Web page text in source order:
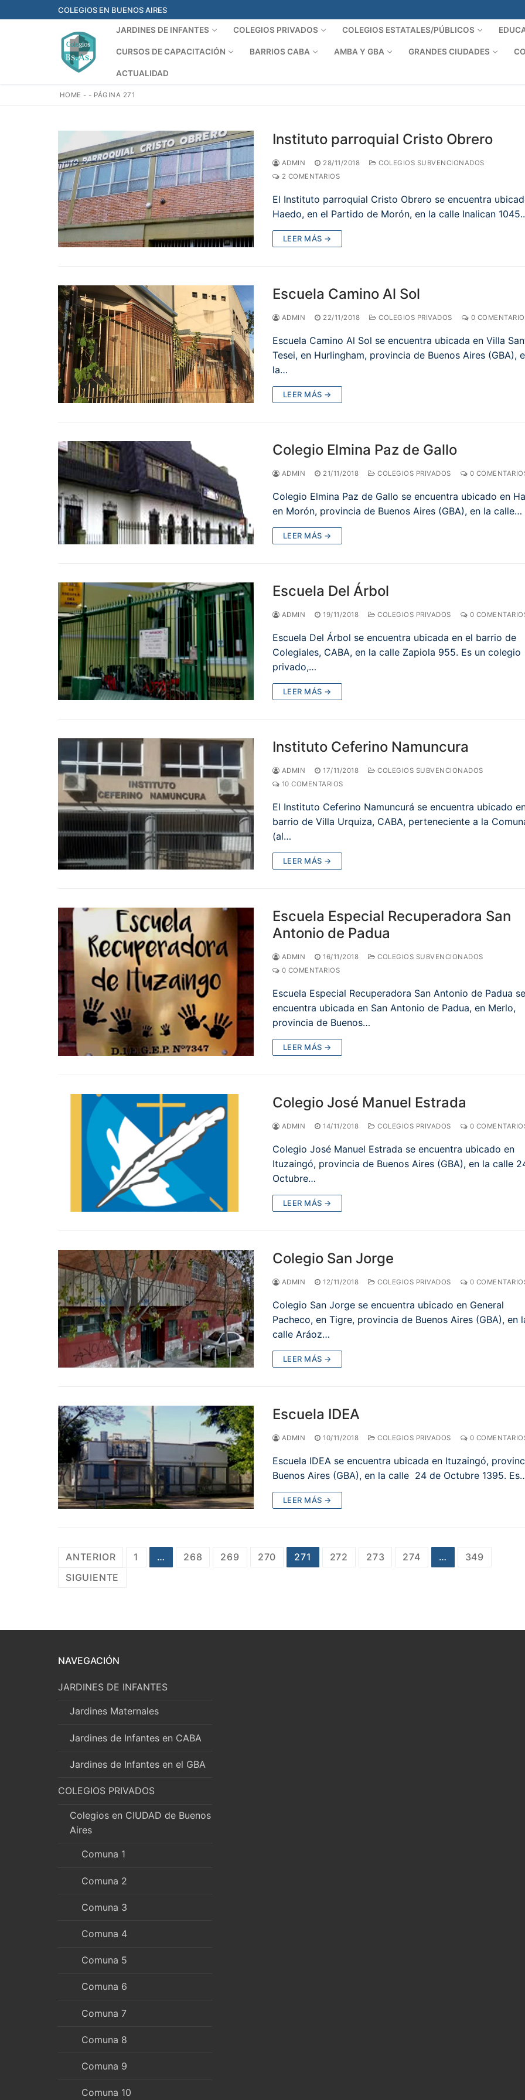
al
COLEGIOS EN BUENOS AIRES
JARDINES DE INFANTES COLEGIOS PRIVADOS COLEGIOS ESTATALES/PÚBLICOS
CURSOS DE CAPACITACIÓN BARRIOS CABA AMBA Y GBA GRANDES CIUDADES
ACTUALIDAD
HOME -- PÁGINA 271
Instituto parroquial Cristo Obrero
ADMIN 28/11/2018
COLEGIOS SUBVENCIONADOS
2 COMENTARIOS
El Instituto parroquial Cristo Obrero se encuentra
Haedo, en el Partido de Morón, en la calle Inalican
LEER MÁS →
Escuela Camino Al Sol
ADMIN 22/11/2018 COLEGIOS PRIVADOS 0
Escuela Camino Al Sol se encuentra ubicada en Villa
Tesei, en Hurlingham, provincia de Buenos Aires (GBA),
la…
LEER MÁS →
Colegio Elmina Paz de Gallo
ADMIN 21/11/2018 COLEGIOS PRIVADOS 0
Colegio Elmina Paz de Gallo se encuentra ubicado en
en Morón, provincia de Buenos Aires (GBA), en la calle…
LEER MÁS →
Escuela Del Árbol
ADMIN 19/11/2018 COLEGIOS PRIVADOS 0
Escuela Del Árbol se encuentra ubicada en el barrio de
Colegiales, CABA, en la calle Zapiola 955. Es un colegio
privado,…
LEER MÁS →
Instituto Ceferino Namuncura
ADMIN 17/11/2018
COLEGIOS SUBVENCIONADOS
10 COMENTARIOS
El Instituto Ceferino Namuncurá se encuentra ubicado
barrio de Villa Urquiza, CABA, perteneciente a la
(al…
LEER MÁS →
Escuela Especial Recuperadora San
Antonio de Padua
ADMIN 16/11/2018
COLEGIOS SUBVENCIONADOS
0 COMENTARIOS
Escuela Especial Recuperadora San Antonio de Padua se
encuentra ubicada en San Antonio de Padua, en Merlo,
provincia de Buenos…
LEER MÁS →
Colegio José Manuel Estrada
ADMIN 14/11/2018 COLEGIOS PRIVADOS 0
Colegio José Manuel Estrada se encuentra ubicado en
Ituzaingó, provincia de Buenos Aires (GBA), en la calle
Octubre…
LEER MÁS →
Colegio San Jorge
ADMIN 12/11/2018 COLEGIOS PRIVADOS 0
Colegio San Jorge se encuentra ubicado en General
Pacheco, en Tigre, provincia de Buenos Aires (GBA), en
calle Aráoz…
LEER MÁS →
Escuela IDEA
ADMIN 10/11/2018 COLEGIOS PRIVADOS 0
Escuela IDEA se encuentra ubicada en Ituzaingó,
Buenos Aires (GBA), en la calle 24 de Octubre 1395.
LEER MÁS →
Paginación
de
ANTERIOR 1 … 268 269 270 271 272 273 274 …
349
SIGUIENTE
NAVEGACIÓN
JARDINES DE INFANTES
Jardines Maternales
Jardines de Infantes en CABA
Jardines de Infantes en el GBA
COLEGIOS PRIVADOS
Colegios en CIUDAD de Buenos
Aires
Comuna 1
Comuna 2
Comuna 3
Comuna 4
Comuna 5
Comuna 6
Comuna 7
Comuna 8
Comuna 9
Comuna 10